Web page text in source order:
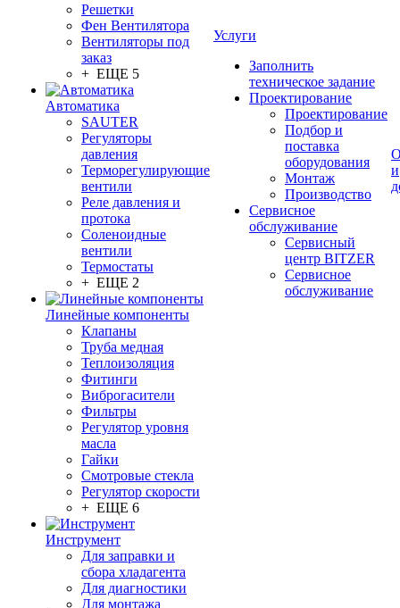
Решетки
Фен Вентилятора
Вентиляторы под
заказ
+ ЕЩЕ 5
Автоматика
SAUTER
Регуляторы
давления
Терморегулирующие
вентили
Реле давления и
протока
Соленоидные
вентили
Термостаты
+ ЕЩЕ 2
Линейные компоненты
Клапаны
Труба медная
Теплоизоляция
Фитинги
Виброгасители
Фильтры
Регулятор уровня
масла
Гайки
Смотровые стекла
Регулятор скорости
+ ЕЩЕ 6
Инструмент
Для заправки и
сбора хладагента
Для диагностики
Для монтажа
Услуги
Заполнить
техническое задание
Проектирование
Проектирование
Подбор и
поставка
оборудования
Монтаж
Производство
Сервисное
обслуживание
Сервисный
центр BITZER
Сервисное
обслуживание
и